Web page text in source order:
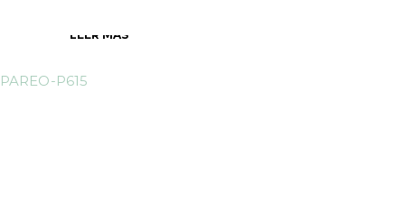
LEER MÁS
PAREO-P615